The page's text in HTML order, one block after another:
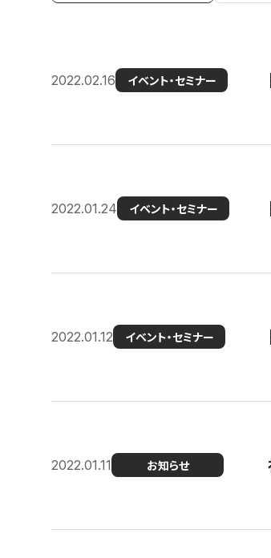
2022.02.16 イベント・セミナー
2022.01.24 イベント・セミナー
2022.01.12 イベント・セミナー
2022.01.11 お知らせ